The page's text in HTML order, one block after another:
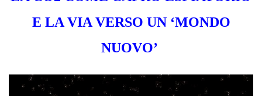
E LA VIA VERSO UN ‘MONDO
NUOVO’